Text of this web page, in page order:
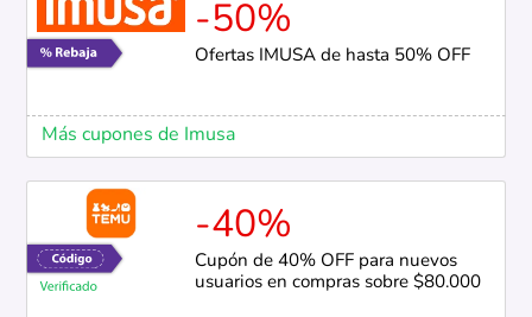
-50%
Ofertas IMUSA de hasta 50% OFF
Más cupones de Imusa
-40%
Cupón de 40% OFF para nuevos
usuarios en compras sobre $80.000